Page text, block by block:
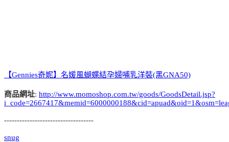
【Gennies奇妮】名媛風蝴蝶結孕婦哺乳洋裝(黑GNA50)
商品網址: http://www.momoshop.com.tw/goods/GoodsDetail.jsp?
-----------------------------------
snug